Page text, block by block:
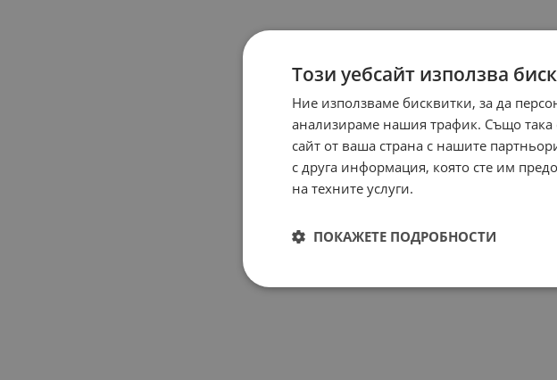
Този уебсайт използва
Ние използваме бисквитки, за да
анализираме нашия трафик. Също
сайт от ваша страна с нашите
с друга информация, която сте им
на техните услуги.
ПОКАЖЕТЕ ПОДРОБНОСТИ